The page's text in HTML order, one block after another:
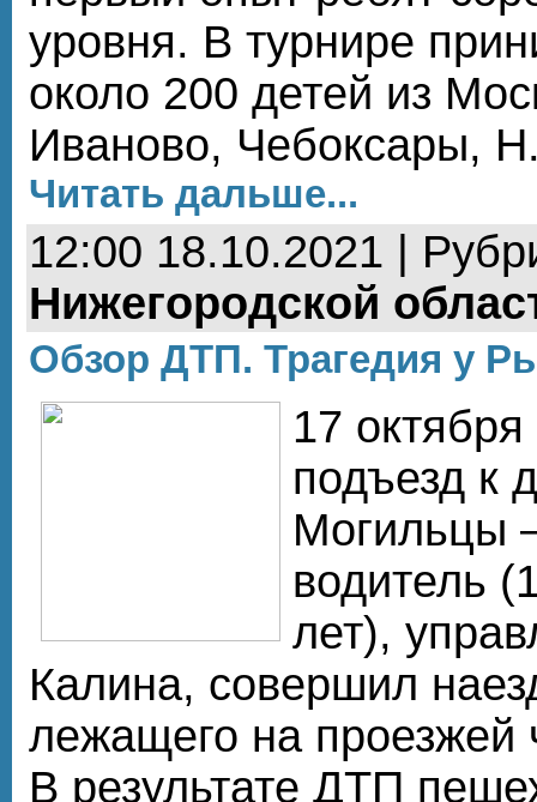
уровня. В турнире
около 200 детей из
Иваново, Чебоксары,
Читать дальше...
12:00 18.10.2021 |
Нижегородской
Обзор ДТП. Трагедия у
17
подъезд к
Могильцы
водитель
лет),
Калина, совершил
лежащего на проезжей
В результате ДТП